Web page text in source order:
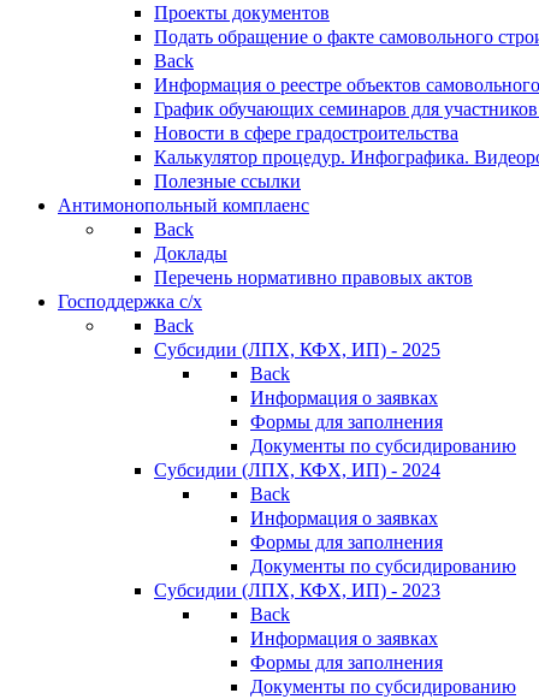
Проекты документов
Подать обращение о факте самовольного
Back
Информация о реестре объектов
График обучающих семинаров для участников
Новости в сфере градостроительства
Калькулятор процедур. Инфографика.
Полезные ссылки
Антимонопольный комплаенс
Back
Доклады
Перечень нормативно правовых актов
Господдержка с/х
Back
Субсидии (ЛПХ, КФХ, ИП) - 2025
Back
Информация о заявках
Формы для заполнения
Документы по субсидированию
Субсидии (ЛПХ, КФХ, ИП) - 2024
Back
Информация о заявках
Формы для заполнения
Документы по субсидированию
Субсидии (ЛПХ, КФХ, ИП) - 2023
Back
Информация о заявках
Формы для заполнения
Документы по субсидированию